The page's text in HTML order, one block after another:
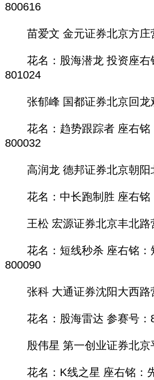
800616
苗爱文 金元证券北京方庄
花名：股海潜龙 投资座右
801024
张郁峰 国都证券北京回龙
花名：趋势跟踪者 座右铭
800032
高润龙 德邦证券北京朝阳
花名：中长跑制胜 座右铭
王松 宏源证券北京丰北路
花名：短线秒杀 座右铭：
800090
张科 大通证券沈阳大西路
花名：股海雷达 参赛号：
殷伟星 第一创业证券北京
花名：K线之星 座右铭：